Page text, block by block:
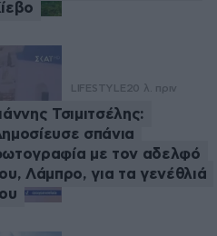
LIFESTYLE20 λ. πριν
Τσιμιτσέλης:
σπάνια
με τον αδελφό
Λάμπρο, για τα γενέθλιά